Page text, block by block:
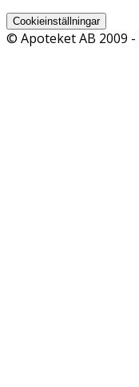
Cookieinställningar
© Apoteket AB 2009 -